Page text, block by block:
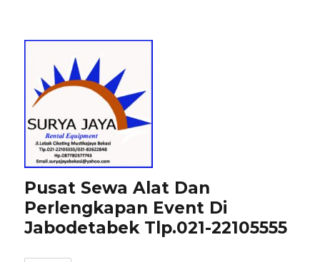
Pusat Sewa Alat Dan
Perlengkapan Event Di
Jabodetabek Tlp.021-22105555